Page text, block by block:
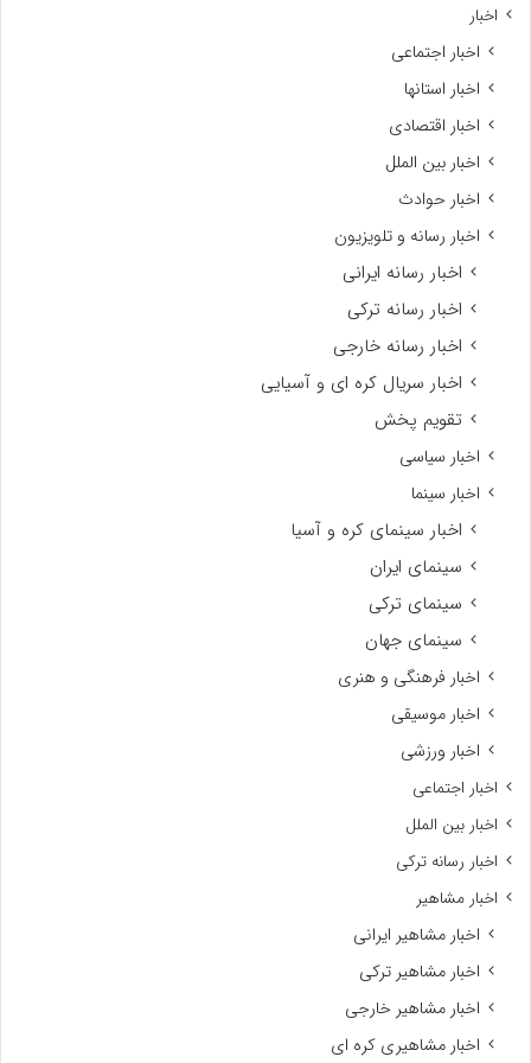
اخبار
اخبار اجتماعی
اخبار استانها
اخبار اقتصادی
اخبار بین الملل
اخبار حوادث
اخبار رسانه و تلویزیون
اخبار رسانه ایرانی
اخبار رسانه ترکی
اخبار رسانه خارجی
اخبار سریال کره ای و آسیایی
تقویم پخش
اخبار سیاسی
اخبار سینما
اخبار سینمای کره و آسیا
سینمای ایران
سینمای ترکی
سینمای جهان
اخبار فرهنگی و هنری
اخبار موسیقی
اخبار ورزشی
اخبار اجتماعی
اخبار بین الملل
اخبار رسانه ترکی
اخبار مشاهیر
اخبار مشاهیر ایرانی
اخبار مشاهیر ترکی
اخبار مشاهیر خارجی
اخبار مشاهیری کره ای